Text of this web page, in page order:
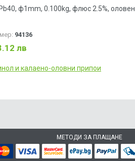
ф1mm, 0.100kg, флюс 2.5%, оловен
94136
лв
и калаено-оловни припои
МЕТОДИ ЗА ПЛАЩАНЕ